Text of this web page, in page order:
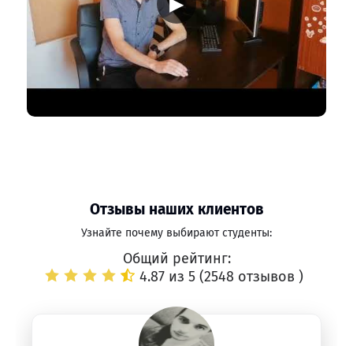
Отзывы наших клиентов
Узнайте почему выбирают студенты:
Общий рейтинг:
4.87 из 5 (2548 отзывов )